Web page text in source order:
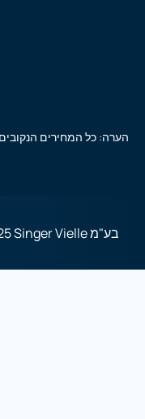
הערה: כל המחירים
© 2025 Singer Vielle בע"מ